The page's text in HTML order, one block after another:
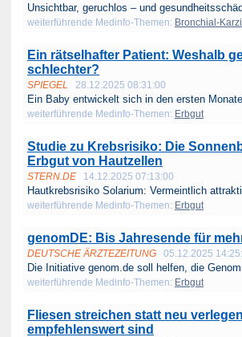
Unsichtbar, geruchlos – und
weiterführende Medinfo-Themen: Bronchial-
Ein rätselhafter Patient: Weshalb
schlechter?
SPIEGEL 28.12.2025 08:31:00
Ein Baby entwickelt sich in den ersten
weiterführende Medinfo-Themen: Erbgut
Studie zu Krebsrisiko: Die
Erbgut von Hautzellen
STERN.DE 14.12.2025 07:13:00
Hautkrebsrisiko Solarium: Vermeintlich
weiterführende Medinfo-Themen: Erbgut
genomDE: Bis Jahresende für
DEUTSCHE ÄRZTEZEITUNG 05.12.2025
Die Initiative genom.de soll helfen, die
weiterführende Medinfo-Themen: Erbgut
Fliesen streichen statt neu
empfehlenswert sind